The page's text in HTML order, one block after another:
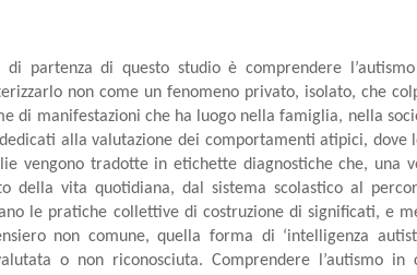
di partenza di questo studio è comprendere
non come un fenomeno privato, isolato, che
di manifestazioni che ha luogo nella famiglia, nella
alla valutazione dei comportamenti atipici, dove
vengono tradotte in etichette diagnostiche che, una
della vita quotidiana, dal sistema scolastico al
le pratiche collettive di costruzione di significati, e
non comune, quella forma di ‘intelligenza
o non riconosciuta. Comprendere l’autismo